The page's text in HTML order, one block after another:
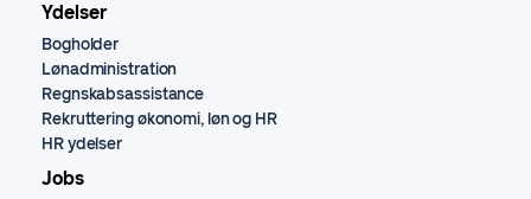
Ydelser
Bogholder
Lønadministration
Regnskabsassistance
Rekruttering økonomi, løn og HR
HR ydelser
Jobs